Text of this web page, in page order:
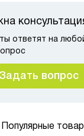
ответят на
Задать вопрос
Популярные